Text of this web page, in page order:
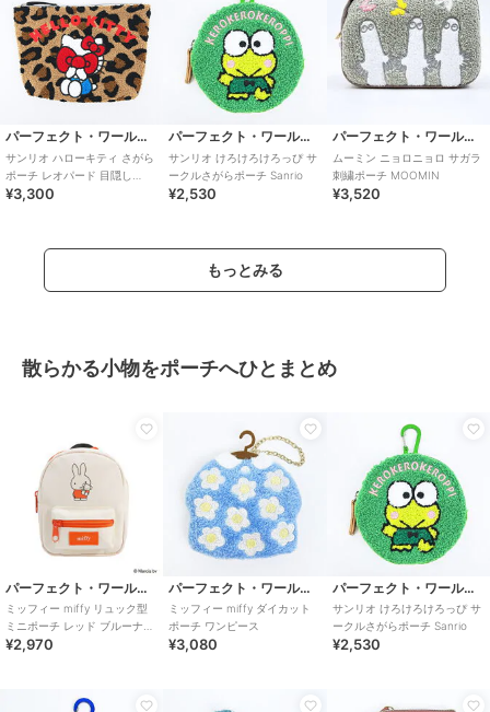
パーフェクト・ワールド・トーキョー
サンリオ ハローキティ さがら
ポーチ レオパード 目隠し
Sanrio
¥3,300
パーフェクト・ワールド・トーキョー
サンリオ けろけろけろっぴ サ
ークルさがらポーチ Sanrio
¥2,530
パーフェクト・ワールド・トーキョー
ムーミン ニョロニョロ サガラ
刺繍ポーチ MOOMIN
¥3,520
もっとみる
散らかる小物をポーチへひとまとめ
パーフェクト・ワールド・トーキョー
ミッフィー miffy リュック型
ミニポーチ レッド ブルーナ・
カラーシリーズ
¥2,970
パーフェクト・ワールド・トーキョー
ミッフィー miffy ダイカット
ポーチ ワンピース
¥3,080
パーフェクト・ワールド・トーキョー
サンリオ けろけろけろっぴ サ
ークルさがらポーチ Sanrio
¥2,530